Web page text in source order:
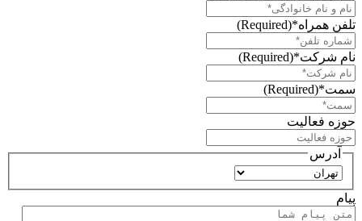
تلفن همراه*(Required)
نام شرکت*(Required)
سمت*(Required)
حوزه فعالیت
آدرس
استان
پیام